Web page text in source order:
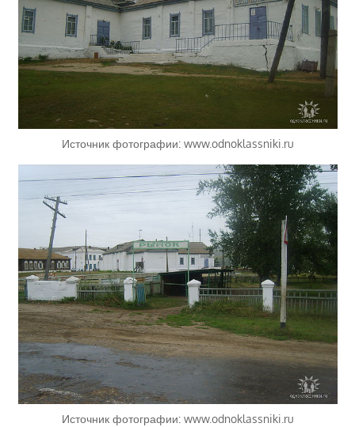
Источник фотографии: www.odnoklassniki.ru
Источник фотографии: www.odnoklassniki.ru